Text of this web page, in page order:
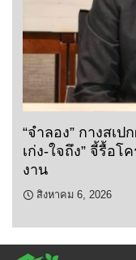
“จำลอง” กางสเ
เก่ง-ใจถึง” จี้รื้อ
งาน
สิงหาคม 6, 2026